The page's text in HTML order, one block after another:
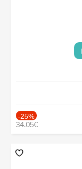
-25%
34.05€